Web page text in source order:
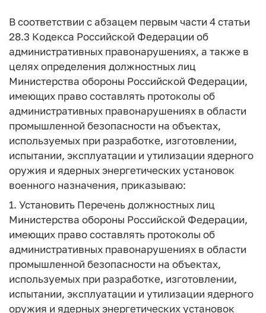
В соответствии с абзацем первым части 4 статьи
28.3 Кодекса Российской Федерации об
административных правонарушениях, а также в
целях определения должностных лиц
Министерства обороны Российской Федерации,
имеющих право составлять протоколы об
административных правонарушениях в области
промышленной безопасности на объектах,
используемых при разработке, изготовлении,
испытании, эксплуатации и утилизации ядерного
оружия и ядерных энергетических установок
военного назначения, приказываю:
1. Установить Перечень должностных лиц
Министерства обороны Российской Федерации,
имеющих право составлять протоколы об
административных правонарушениях в области
промышленной безопасности на объектах,
используемых при разработке, изготовлении,
испытании, эксплуатации и утилизации ядерного
оружия и ядерных энергетических установок